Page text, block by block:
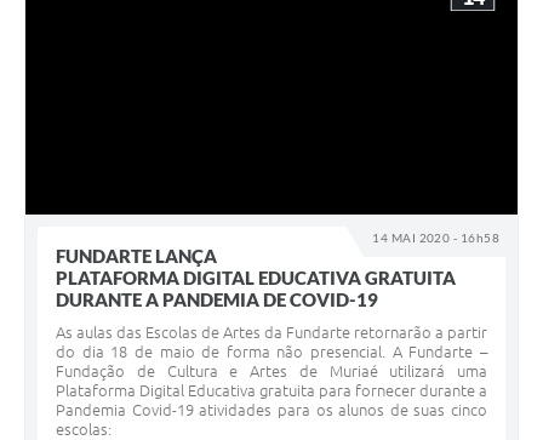
14 MAI 2020 - 16h58
FUNDARTE LANÇA
PLATAFORMA DIGITAL EDUCATIVA GRATUITA
DURANTE A PANDEMIA DE COVID-19
As aulas das Escolas de Artes da Fundarte retornarão a partir
do dia 18 de maio de forma não presencial. A Fundarte –
Fundação de Cultura e Artes de Muriaé utilizará uma
Plataforma Digital Educativa gratuita para fornecer durante a
Pandemia Covid-19 atividades para os alunos de suas cinco
escolas: